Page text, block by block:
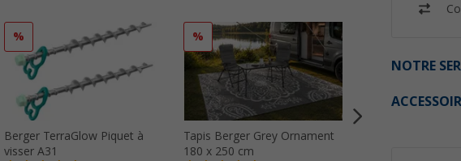
NOTRE
%
Berger TerraGlow Piquet à
visser A31
%
Tapis Berger Grey Ornament
180 x 250 cm